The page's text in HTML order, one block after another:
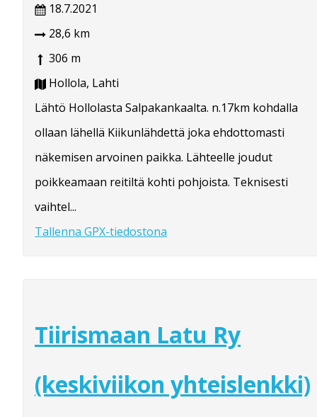
18.7.2021
28,6 km
306 m
Hollola, Lahti
Lähtö Hollolasta Salpakankaalta. n.17km kohdalla
ollaan lähellä Kiikunlähdettä joka ehdottomasti
näkemisen arvoinen paikka. Lähteelle joudut
poikkeamaan reitiltä kohti pohjoista. Teknisesti
vaihtel...
Tallenna GPX-tiedostona
Tiirismaan Latu Ry
(keskiviikon yhteislenkki)